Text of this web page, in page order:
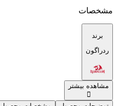
مشخصات
برند
ردراگون
مشاهده بیشتر